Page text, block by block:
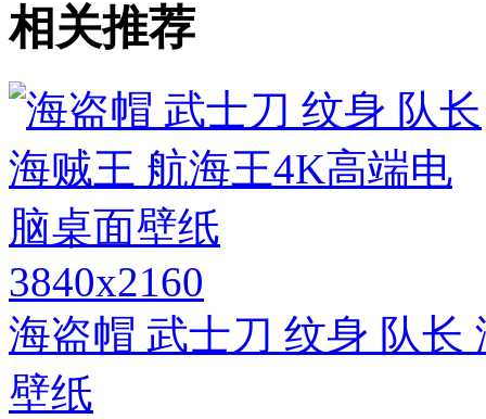
相关推荐
3840x2160
海盗帽 武士刀 纹身 队长
壁纸